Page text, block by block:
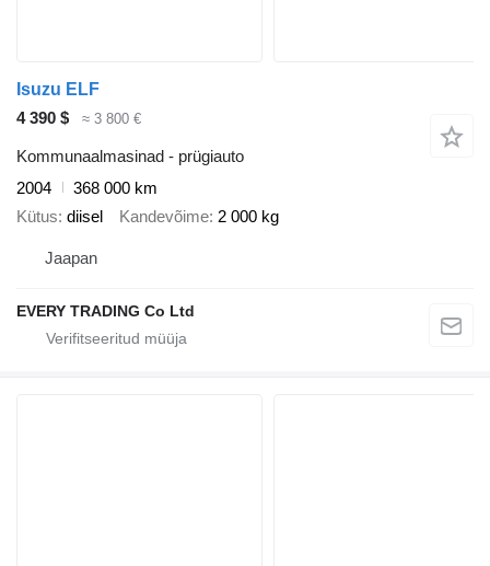
Isuzu ELF
4 390 $
≈ 3 800 €
Kommunaalmasinad - prügiauto
2004
368 000 km
Kütus diisel Kandevõime 2 000 kg
Jaapan
EVERY TRADING Co Ltd